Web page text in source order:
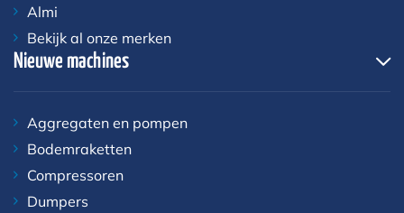
Almi
Bekijk al onze merken
Nieuwe machines
Aggregaten en pompen
Bodemraketten
Compressoren
Dumpers